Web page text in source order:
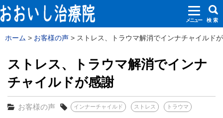
メニュー 検 索
ホーム お客様の声 ストレス、トラウマ解消でインナチャイルド
ストレス、トラウマ解消でインナ
チャイルドが感謝
お客様の声 インナーチャイルド ストレス トラウマ